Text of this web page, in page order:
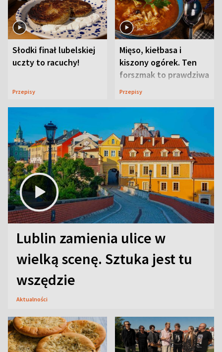
Słodki finał lubelskiej
uczty to racuchy!
Przepisy
Mięso, kiełbasa i
kiszony ogórek. Ten
forszmak to prawdziwa
uczta
Przepisy
Lublin zamienia ulice w
wielką scenę. Sztuka jest tu
wszędzie
Aktualności